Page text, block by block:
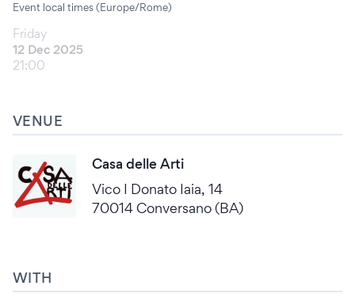
Event local times (Europe/Rome)
Friday
12 Dec 2025
21:00
VENUE
Casa delle Arti
Vico I Donato Iaia, 14
70014 Conversano (BA)
WITH